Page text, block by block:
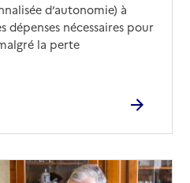
d’autonomie) à
dépenses nécessaires pour
la perte